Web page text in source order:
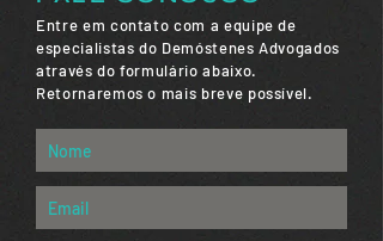
Entre em contato com a equipe de
especialistas do Demóstenes Advogados
através do formulário abaixo.
Retornaremos o mais breve possível.